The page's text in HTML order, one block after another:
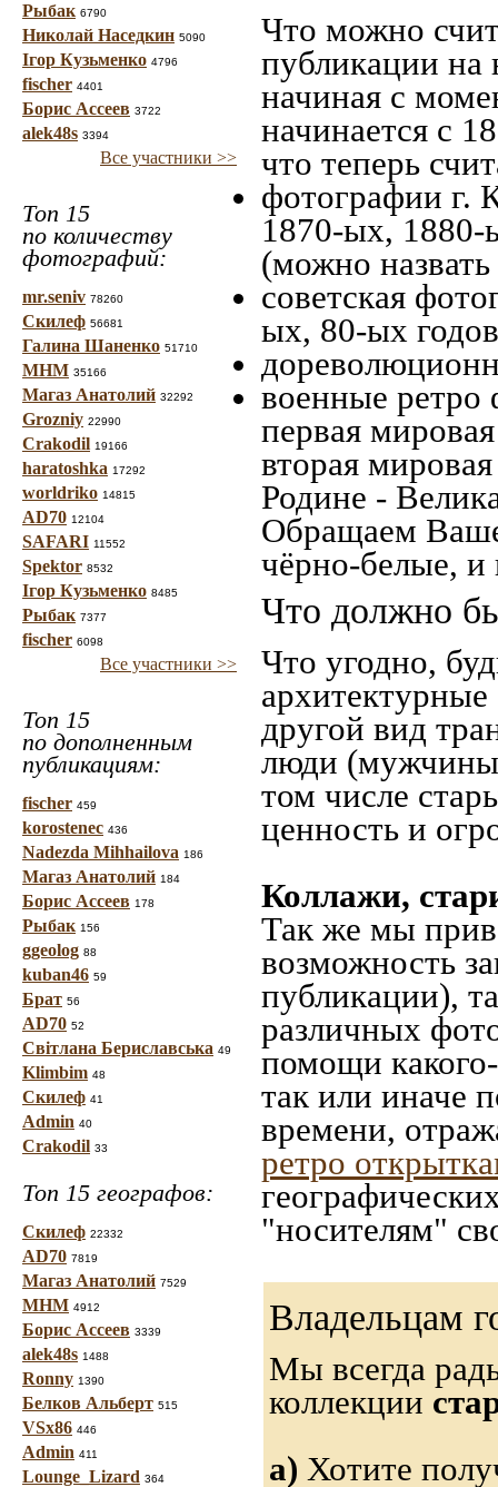
Рыбак 6790
Николай Наседкин 5090
Ігор Кузьменко 4796
fischer 4401
Борис Ассеев 3722
alek48s 3394
Все участники >>
Топ 15
по количеству
фотографий:
mr.seniv 78260
Скилеф 56681
Галина Шаненко 51710
МНМ 35166
Магаз Анатолий 32292
Grozniy 22990
Crakodil 19166
haratoshka 17292
worldriko 14815
AD70 12104
SAFARI 11552
Spektor 8532
Ігор Кузьменко 8485
Рыбак 7377
fischer 6098
Все участники >>
Топ 15
по дополненным
публикациям:
fischer 459
korostenec 436
Nadezda Mihhailova 186
Магаз Анатолий 184
Борис Ассеев 178
Рыбак 156
ggeolog 88
kuban46 59
Брат 56
AD70 52
Світлана Бериславська 49
Klimbim 48
Скилеф 41
Admin 40
Crakodil 33
Топ 15 географов:
Скилеф 22332
AD70 7819
Магаз Анатолий 7529
МНМ 4912
Борис Ассеев 3339
alek48s 1488
Ronny 1390
Белков Альберт 515
VSx86 446
Admin 411
Lounge_Lizard 364
Что можно
публикации
начиная c
начинается с
что теперь
фотографии г.
1870-ых, 1880-
(можно
советская
ых, 80-ых
военные ретро
первая
вторая
Родине -
Обращаем
чёрно-белые, и
Что должно
Что угодно,
другой вид
люди
том числе
ценность и
Коллажи,
Так же мы
возможность
публикации),
различных
помощи
так или иначе
времени,
ретро
"носителям"
Владельцам
Мы всегда
коллекции
а) Хотите